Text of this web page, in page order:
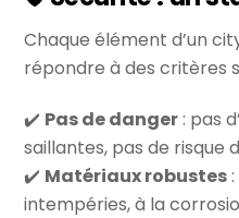
Chaque élément d’un
répondre à des critères
✔️ Pas de danger: pas
saillantes, pas de risque
✔️ Matériaux robustes
intempéries, à la